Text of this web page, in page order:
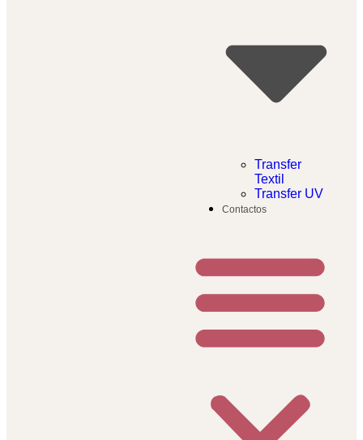
Transfer
Textil​
Transfer UV
Contactos